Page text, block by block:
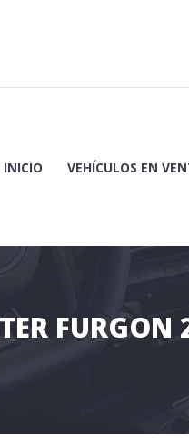
INICIO VEHÍCULOS EN
FURGON